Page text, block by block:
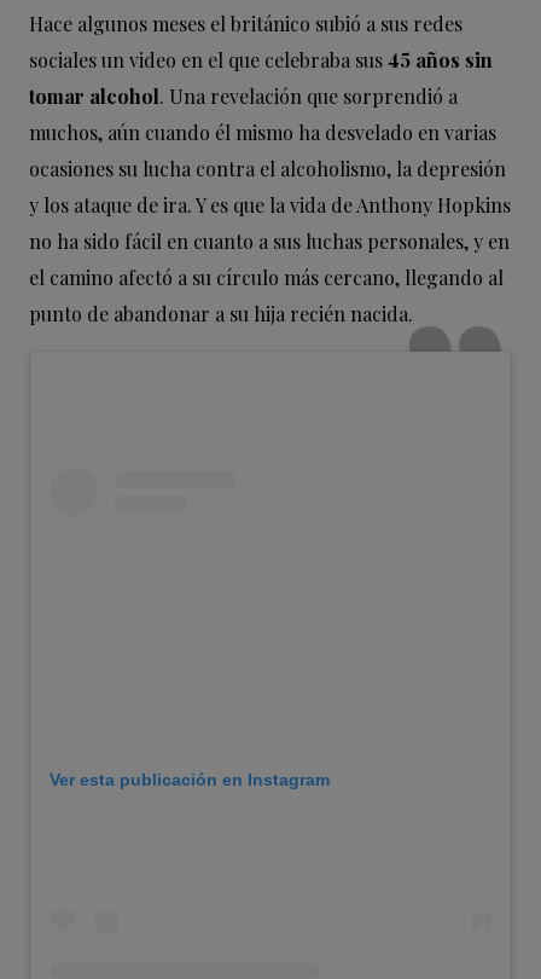
Hace algunos meses el británico subió a sus redes
sociales un video en el que celebraba sus45 años sin
tomar alcohol. Una revelación que sorprendió a
muchos, aún cuando él mismo ha desvelado en varias
ocasiones su lucha contra el alcoholismo, la depresión
y los ataque de ira. Y es que la vida de Anthony Hopkins
no ha sido fácil en cuanto a sus luchas personales, y en
el camino afectó a su círculo más cercano, llegando al
punto de abandonar a su hija recién nacida.
Ver esta publicación en Instagram